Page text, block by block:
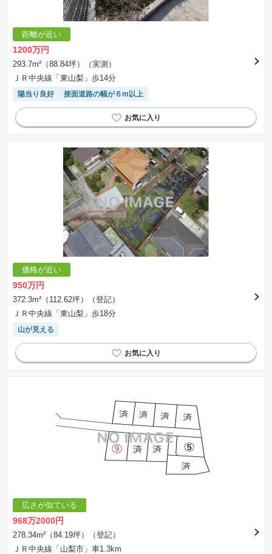
距離が近い
1200万円
293.7m²（88.84坪）（実測）
ＪＲ中央線「東山梨」歩14分
陽当り良好 接面道路の幅が６m以上
価格が近い
950万円
372.3m²（112.62坪）（登記）
ＪＲ中央線「東山梨」歩18分
山が見える
広さが似ている
968万2000円
278.34m²（84.19坪）（登記）
ＪＲ中央線「山梨市」車1.3km